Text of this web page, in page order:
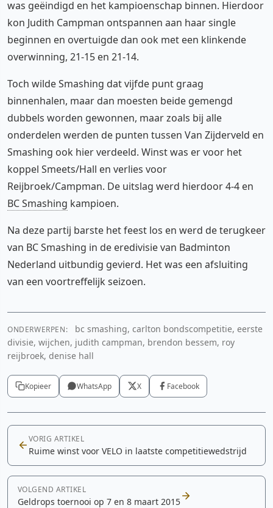
was geëindigd en het kampioenschap binnen. Hierdoor
kon Judith Campman ontspannen aan haar single
beginnen en overtuigde dan ook met een klinkende
overwinning, 21-15 en 21-14.
Toch wilde Smashing dat vijfde punt graag
binnenhalen, maar dan moesten beide gemengd
dubbels worden gewonnen, maar zoals bij alle
onderdelen werden de punten tussen Van Zijderveld en
Smashing ook hier verdeeld. Winst was er voor het
koppel Smeets/Hall en verlies voor
Reijbroek/Campman. De uitslag werd hierdoor 4-4 en
BC Smashing kampioen.
Na deze partij barste het feest los en werd de terugkeer
van BC Smashing in de eredivisie van Badminton
Nederland uitbundig gevierd. Het was een afsluiting
van een voortreffelijk seizoen.
ONDERWERPEN:
bc smashing, carlton bondscompetitie, eerste
divisie, wijchen, judith campman, brendon bessem, roy
reijbroek, denise hall
Kopieer WhatsApp X Facebook
VORIG ARTIKEL
Ruime winst voor VELO in laatste competitiewedstrijd
VOLGEND ARTIKEL
Geldrops toernooi op 7 en 8 maart 2015